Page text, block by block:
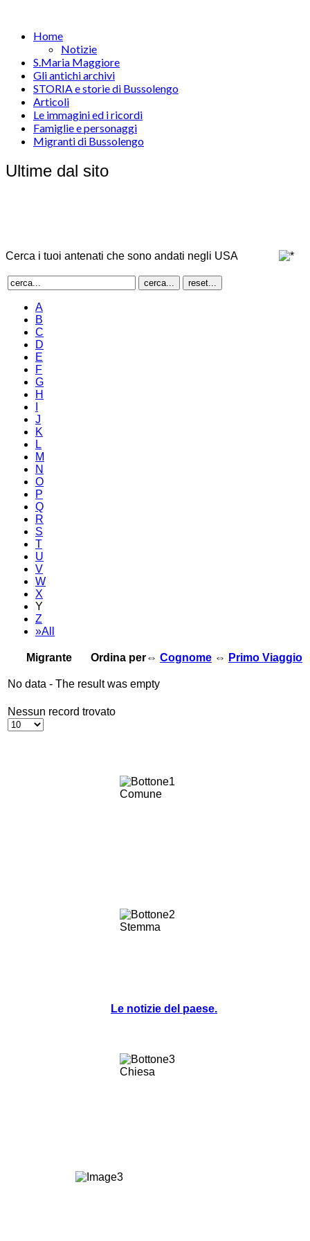
Home
Notizie
S.Maria Maggiore
Gli antichi archivi
STORIA e storie di Bussolengo
Articoli
Le immagini ed i ricordi
Famiglie e personaggi
Migranti di Bussolengo
Ultime dal sito
Cerca i tuoi antenati che sono andati negli USA
A
B
C
D
E
F
G
H
J
K
L
M
N
O
P
Q
R
S
T
U
V
W
X
Y
Z
»All
Migrante Ordina per⇔ Cognome ⇔ Primo Viaggio
No data - The result was empty
Nessun record trovato
Le notizie del paese.